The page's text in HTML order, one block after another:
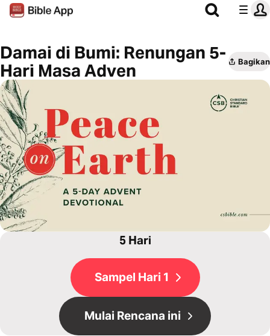
Damai di Bumi: Renungan 5-
Hari Masa Adven
Bagikan
5 Hari
Sampel Hari 1
Mulai Rencana ini